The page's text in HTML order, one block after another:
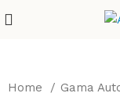
Home Gama